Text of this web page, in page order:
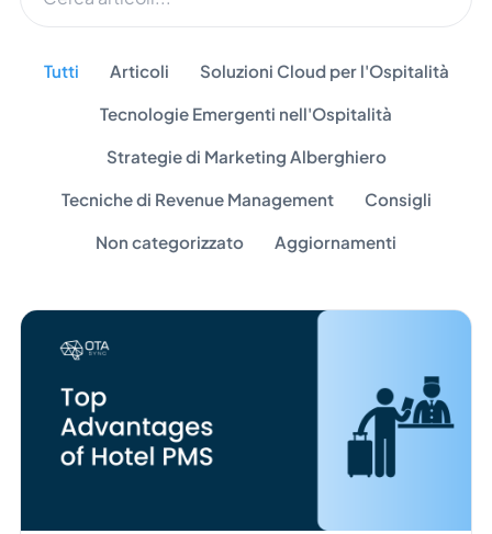
Tutti Articoli Soluzioni Cloud per l'Ospitalità
Tecnologie Emergenti nell'Ospitalità
Strategie di Marketing Alberghiero
Tecniche di Revenue Management Consigli
Non categorizzato Aggiornamenti